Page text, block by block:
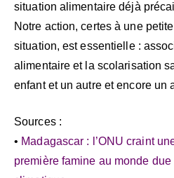
situation alimentaire déjà
Notre action, certes à une
situation, est essentielle :
alimentaire et la scolarisation
enfant et un autre et encore un
Sources :
• Madagascar : l’ONU craint
première famine au monde